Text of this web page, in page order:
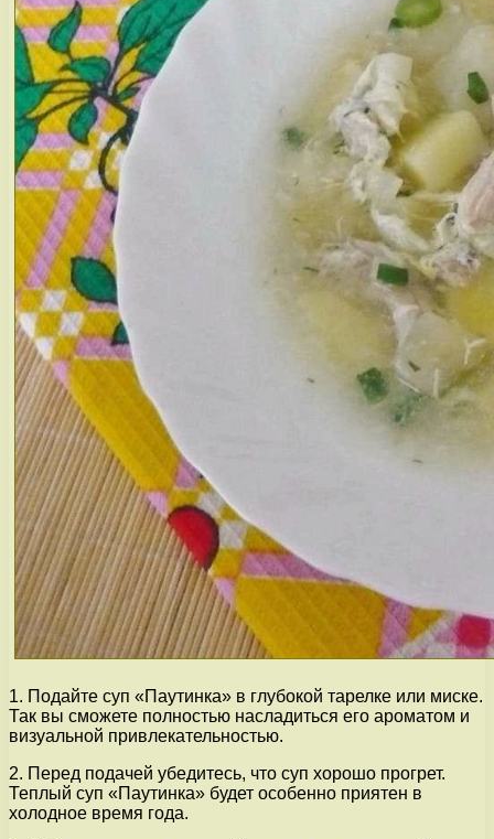
1. Подайте суп «Паутинка» в глубокой тарелке или миске.
Так вы сможете полностью насладиться его ароматом и
визуальной привлекательностью.
2. Перед подачей убедитесь, что суп хорошо прогрет.
Теплый суп «Паутинка» будет особенно приятен в
холодное время года.